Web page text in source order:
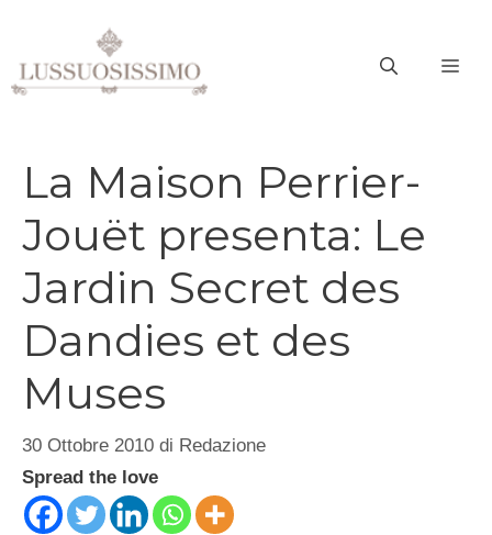
contenuto
La Maison Perrier-
Jouët presenta: Le
Jardin Secret des
Dandies et des
Muses
30 Ottobre 2010 di Redazione
Spread the love